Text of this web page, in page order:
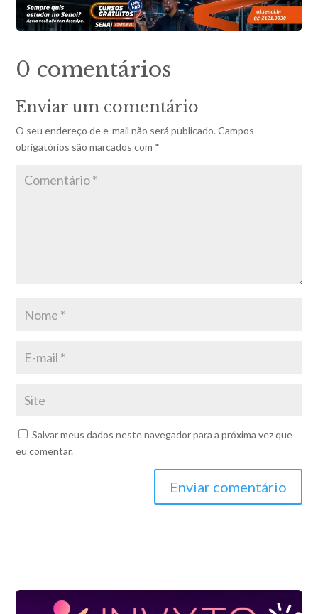
0 comentários
Enviar um comentário
O seu endereço de e-mail não será publicado. Campos
obrigatórios são marcados com *
Salvar meus dados neste navegador para a próxima vez que
eu comentar.
Enviar comentário